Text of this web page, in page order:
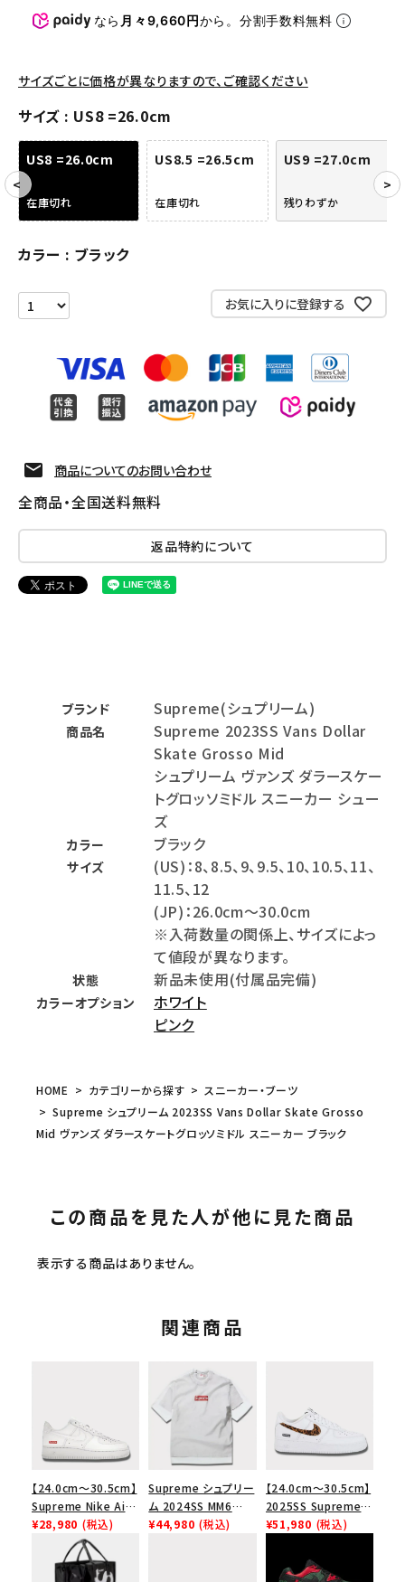
SEASON
CONTENTS
ACCOUNT MENU
ようこそ ゲスト 様
meeting_room ログイン
なら 月々9,660円から。分割手数料無料
サイズごとに価格が異なりますので、ご確認ください
サイズ US8 =26.0cm
US8 =26.0cm
在庫切れ
US8.5 =26.5cm
在庫切れ
US9 =27.0cm
残りわずか
カラー ブラック
お気に入りに登録する
商品についてのお問い合わせ
全商品・全国送料無料
返品特約について
ブランド Supreme(シュプリーム)
商品名
Supreme 2023SS Vans Dollar
Skate Grosso Mid
シュプリーム ヴァンズ ダラースケー
トグロッソミドル スニーカー シュー
ズ
カラー ブラック
サイズ
(US)：8、8.5、9、9.5、10、10.5、11、
11.5、12
(JP)：26.0cm～30.0cm
※入荷数量の関係上、サイズによっ
て値段が異なります。
状態 新品未使用(付属品完備)
カラーオプション
ホワイト
ピンク
HOME カテゴリーから探す
スニーカー・ブーツ
Supreme シュプリーム 2023SS Vans Dollar Skate Grosso
Mid ヴァンズ ダラースケートグロッソミドル スニーカー ブラック
この商品を見た人が他に見た商品
表示する商品はありません。
関連商品
【24.0cm～30.5cm】
Supreme Nike Air
Force 1 Low シュプ
リーム ナイキエアフォ
ース１スニーカー シ
ューズ ホワイト
¥28,980 (税込)
Supreme シュプリー
ム 2024SS MM6
Maison Margiela
¥44,980 (税込)
【24.0cm～30.5cm】
2025SS Supreme
GOODENOUGH
Low AF1 シュプリー
ムグッドイナフ ナイキ
¥51,980 (税込)